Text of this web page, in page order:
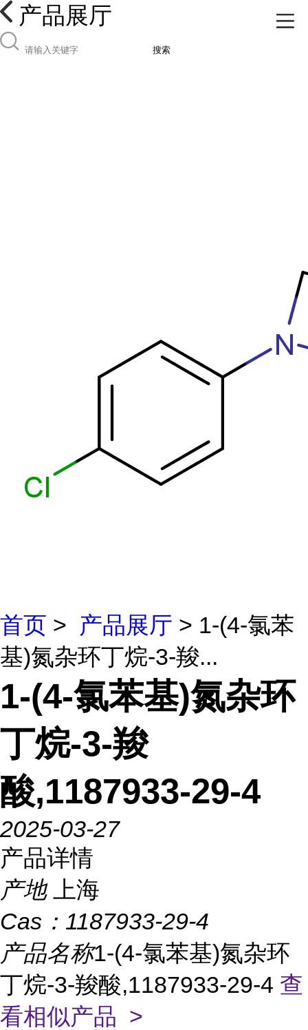
产品展厅
搜索
首页 > 产品展厅 > 1-(4-氯苯
基)氮杂环丁烷-3-羧...
1-(4-氯苯基)氮杂环
丁烷-3-羧
酸,1187933-29-4
2025-03-27
产品详情
产地
上海
Cas： 1187933-29-4
产品名称1-(4-氯苯基)氮杂环
丁烷-3-羧酸,1187933-29-4 查
看相似产品 >